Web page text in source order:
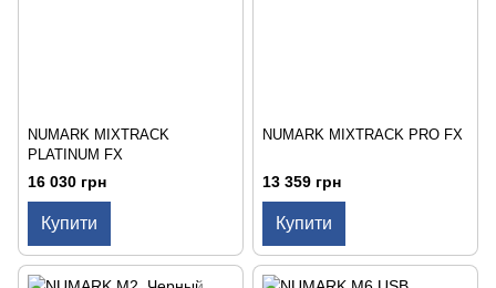
NUMARK MIXTRACK
PLATINUM FX
16 030 грн
Купити
NUMARK MIXTRACK PRO FX
13 359 грн
Купити